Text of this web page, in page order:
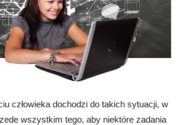
człowieka dochodzi do takich sytuacji, w
wszystkim tego, aby niektóre zadania